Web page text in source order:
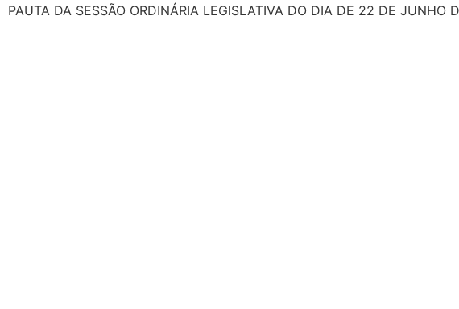
PAUTA DA SESSÃO ORDINÁRIA LEGISLATIVA DO DIA DE 22 DE JUNHO